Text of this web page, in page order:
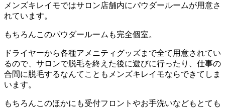
メンズキレイモではサロン店舗内にパウダールームが用意さ
れています。
もちろんこのパウダールームも完全個室。
ドライヤーから各種アメニティグッズまで全て用意されてい
るので、サロンで脱毛を終えた後に遊びに行ったり、仕事の
合間に脱毛するなんてこともメンズキレイモならできてしま
います。
もちろんこのほかにも受付フロントやお手洗いなどもとても